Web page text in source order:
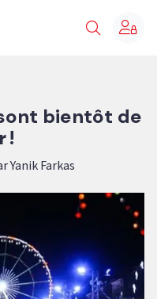
bientôt de
!
Yanik Farkas